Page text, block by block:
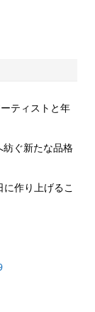
ティストと年
ぐ新たな品格
作り上げるこ